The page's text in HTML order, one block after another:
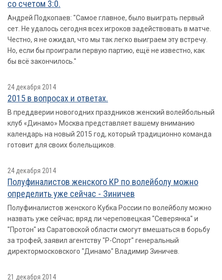
со счетом 3:0.
Андрей Подкопаев: "Самое главное, было выиграть первый
сет. Не удалось сегодня всех игроков задействовать в матче.
Честно, я не ожидал, что мы так легко выиграем эту встречу.
Но, если бы проиграли первую партию, ещё не известно, как
бы всё закончилось."
24 декабря 2014
2015 в вопросах и ответах.
В преддверии новогодних праздников женский волейбольный
клуб «Динамо» Москва представляет вашему вниманию
календарь на новый 2015 год, который традиционно команда
готовит для своих болельщиков.
24 декабря 2014
Полуфиналистов женского КР по волейболу можно
определить уже сейчас - Зиничев
Полуфиналистов женского Кубка России по волейболу можно
назвать уже сейчас; вряд ли череповецкая "Северянка" и
"Протон" из Саратовской области смогут вмешаться в борьбу
за трофей, заявил агентству "Р-Спорт" генеральный
директормосковского "Динамо" Владимир Зиничев.
21 декабря 2014